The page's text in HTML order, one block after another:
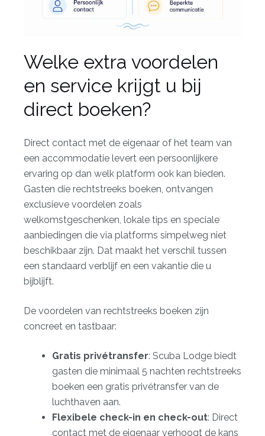
Welke extra voordelen
en service krijgt u bij
direct boeken?
Direct contact met de eigenaar of het team van
een accommodatie levert een persoonlijkere
ervaring op dan welk platform ook kan bieden.
Gasten die rechtstreeks boeken, ontvangen
exclusieve voordelen zoals
welkomstgeschenken, lokale tips en speciale
aanbiedingen die via platforms simpelweg niet
beschikbaar zijn. Dat maakt het verschil tussen
een standaard verblijf en een vakantie die u
bijblijft.
De voordelen van rechtstreeks boeken zijn
concreet en tastbaar:
Gratis privétransfer: Scuba Lodge biedt
gasten die minimaal 5 nachten rechtstreeks
boeken een gratis privétransfer van de
luchthaven aan.
Flexibele check-in en check-out: Direct
contact met de eigenaar verhoogt de kans